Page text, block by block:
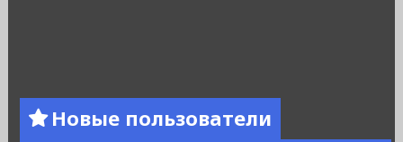
Новые пользователи